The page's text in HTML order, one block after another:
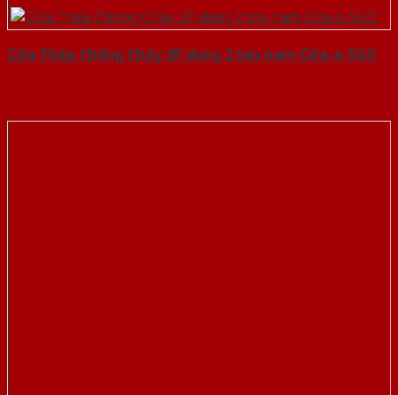
Cửa Thép Chống Cháy 2P dung 2 tay nam Cửa-a-SGD